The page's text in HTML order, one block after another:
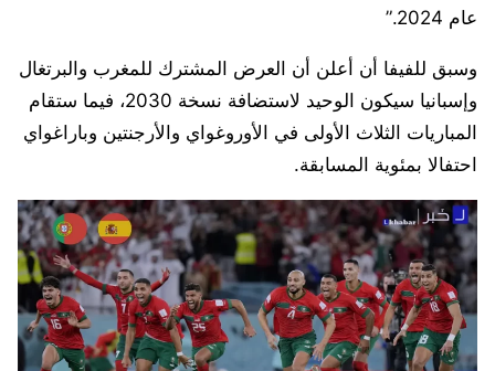
عام 2024.”
وسبق للفيفا أن أعلن أن العرض المشترك للمغرب والبرتغال
وإسبانيا سيكون الوحيد لاستضافة نسخة 2030، فيما ستقام
المباريات الثلاث الأولى في الأوروغواي والأرجنتين وباراغواي
احتفالا بمئوية المسابقة.